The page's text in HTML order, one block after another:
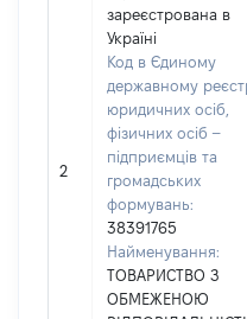
2
зареєстрована в
Україні
Код в Єдиному
державному
юридичних осіб,
фізичних осіб –
підприємців та
громадських
формувань:
38391765
Найменування:
ТОВАРИСТВО З
ОБМЕЖЕНОЮ